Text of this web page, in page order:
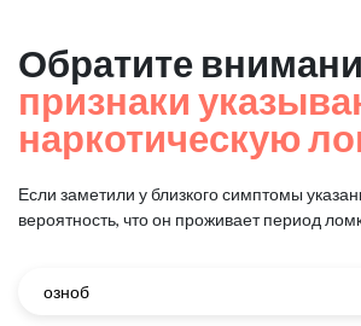
Обратите
признаки
наркотическую
Если заметили у близкого симптомы
вероятность, что он проживает период
озноб